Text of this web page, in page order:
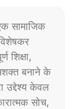
सामाजिक
शिक्षा,
बनाने के
उद्देश्य केवल
सोच,